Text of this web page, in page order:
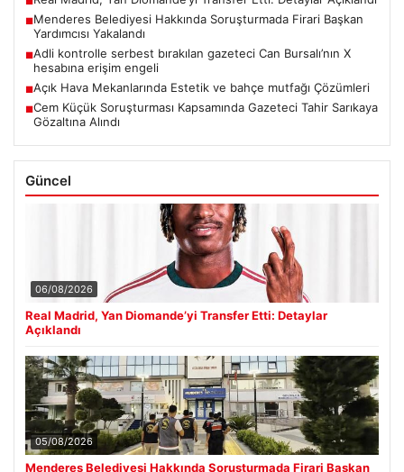
■Menderes Belediyesi Hakkında Soruşturmada Firari Başkan
Yardımcısı Yakalandı
■Adli kontrolle serbest bırakılan gazeteci Can Bursalı’nın X
hesabına erişim engeli
■Açık Hava Mekanlarında Estetik ve bahçe mutfağı Çözümleri
■Cem Küçük Soruşturması Kapsamında Gazeteci Tahir Sarıkaya
Gözaltına Alındı
Güncel
06/08/2026
Real Madrid, Yan Diomande’yi Transfer Etti: Detaylar
Açıklandı
05/08/2026
Menderes Belediyesi Hakkında Soruşturmada Firari Başkan